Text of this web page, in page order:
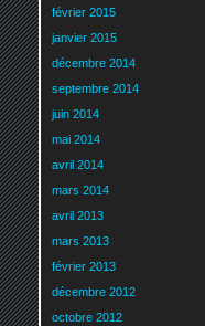
février 2015
janvier 2015
décembre 2014
septembre 2014
juin 2014
mai 2014
avril 2014
mars 2014
avril 2013
mars 2013
février 2013
décembre 2012
octobre 2012